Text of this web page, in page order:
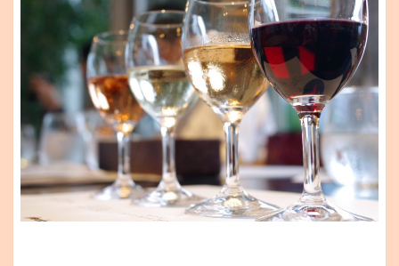
5
選
【2021
年
版】